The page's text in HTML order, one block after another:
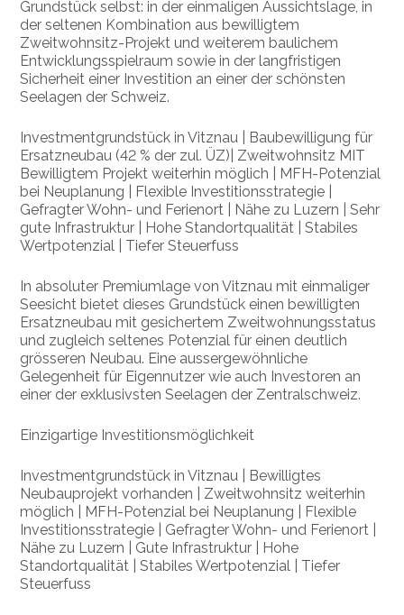
Grundstück selbst: in der einmaligen Aussichtslage, in
der seltenen Kombination aus bewilligtem
Zweitwohnsitz-Projekt und weiterem baulichem
Entwicklungsspielraum sowie in der langfristigen
Sicherheit einer Investition an einer der schönsten
Seelagen der Schweiz.
Investmentgrundstück in Vitznau | Baubewilligung für
Ersatzneubau (42 % der zul. ÜZ)| Zweitwohnsitz MIT
Bewilligtem Projekt weiterhin möglich | MFH-Potenzial
bei Neuplanung | Flexible Investitionsstrategie |
Gefragter Wohn- und Ferienort | Nähe zu Luzern | Sehr
gute Infrastruktur | Hohe Standortqualität | Stabiles
Wertpotenzial | Tiefer Steuerfuss
In absoluter Premiumlage von Vitznau mit einmaliger
Seesicht bietet dieses Grundstück einen bewilligten
Ersatzneubau mit gesichertem Zweitwohnungsstatus
und zugleich seltenes Potenzial für einen deutlich
grösseren Neubau. Eine aussergewöhnliche
Gelegenheit für Eigennutzer wie auch Investoren an
einer der exklusivsten Seelagen der Zentralschweiz.
Einzigartige Investitionsmöglichkeit
Investmentgrundstück in Vitznau | Bewilligtes
Neubauprojekt vorhanden | Zweitwohnsitz weiterhin
möglich | MFH-Potenzial bei Neuplanung | Flexible
Investitionsstrategie | Gefragter Wohn- und Ferienort |
Nähe zu Luzern | Gute Infrastruktur | Hohe
Standortqualität | Stabiles Wertpotenzial | Tiefer
Steuerfuss